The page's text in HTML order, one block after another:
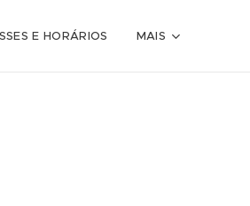
E HORÁRIOS MAIS